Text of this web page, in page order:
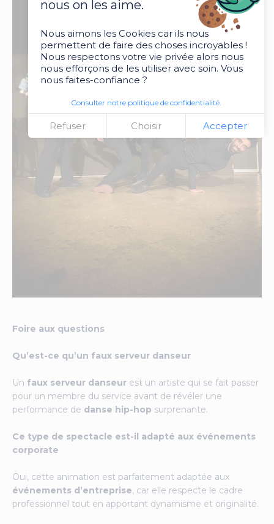
nous on les aime.
Nous aimons les Cookies car ils nous
permettent de faire des choses incroyables !
Nous respectons votre vie privée alors nous
nous efforçons de les utiliser avec soin. Vous
nous faites-confiance ?
Consulter notre politique de confidentialité.
Refuser Choisir Accepter
Foire aux questions
Qu’est-ce qu’un faux serveur danseur
Un faux serveur danseur est un artiste qui se fait passer
pour un membre du service avant de révéler une
performance de danse hip-hop surprenante.
Ce type de spectacle est-il adapté aux événements
corporate
Oui, cette animation est parfaitement adaptée aux
événements d’entreprise, car elle respecte le cadre
professionnel tout en apportant dynamisme et originalité.